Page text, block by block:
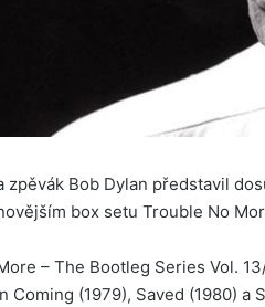
zpěvák Bob Dylan představil
box setu Trouble No
– The Bootleg Series Vol.
Coming (1979), Saved (1980)